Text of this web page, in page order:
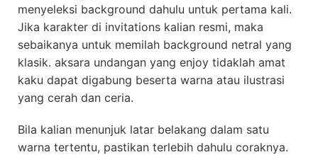
menyeleksi background dahulu untuk pertama kali.
Jika karakter di invitations kalian resmi, maka
sebaikanya untuk memilah background netral yang
klasik. aksara undangan yang enjoy tidaklah amat
kaku dapat digabung beserta warna atau ilustrasi
yang cerah dan ceria.
Bila kalian menunjuk latar belakang dalam satu
warna tertentu, pastikan terlebih dahulu coraknya.